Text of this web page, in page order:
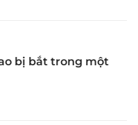
bị bắt trong một